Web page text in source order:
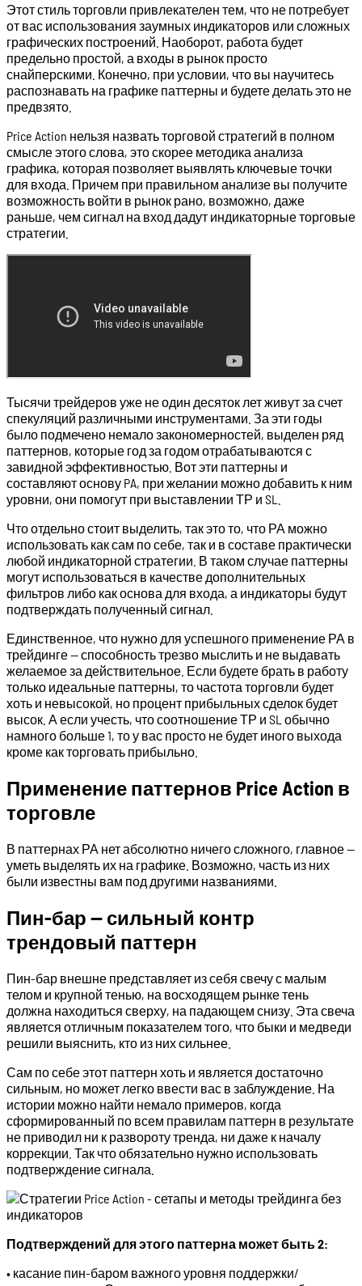
Этот стиль торговли привлекателен тем, что не потребует
от вас использования заумных индикаторов или сложных
графических построений. Наоборот, работа будет
предельно простой, а входы в рынок просто
снайперскими. Конечно, при условии, что вы научитесь
распознавать на графике паттерны и будете делать это не
предвзято.
Price Action нельзя назвать торговой стратегий в полном
смысле этого слова, это скорее методика анализа
графика, которая позволяет выявлять ключевые точки
для входа. Причем при правильном анализе вы получите
возможность войти в рынок рано, возможно, даже
раньше, чем сигнал на вход дадут индикаторные торговые
стратегии.
Тысячи трейдеров уже не один десяток лет живут за счет
спекуляций различными инструментами. За эти годы
было подмечено немало закономерностей, выделен ряд
паттернов, которые год за годом отрабатываются с
завидной эффективностью. Вот эти паттерны и
составляют основу PA, при желании можно добавить к ним
уровни, они помогут при выставлении ТР и SL.
Что отдельно стоит выделить, так это то, что РА можно
использовать как сам по себе, так и в составе практически
любой индикаторной стратегии. В таком случае паттерны
могут использоваться в качестве дополнительных
фильтров либо как основа для входа, а индикаторы будут
подтверждать полученный сигнал.
Единственное, что нужно для успешного применение РА в
трейдинге — способность трезво мыслить и не выдавать
желаемое за действительное. Если будете брать в работу
только идеальные паттерны, то частота торговли будет
хоть и невысокой, но процент прибыльных сделок будет
высок. А если учесть, что соотношение ТР и SL обычно
намного больше 1, то у вас просто не будет иного выхода
кроме как торговать прибыльно.
Применение паттернов Price Action в
торговле
В паттернах РА нет абсолютно ничего сложного, главное —
уметь выделять их на графике. Возможно, часть из них
были известны вам под другими названиями.
Пин-бар — сильный контр
трендовый паттерн
Пин-бар внешне представляет из себя свечу с малым
телом и крупной тенью, на восходящем рынке тень
должна находиться сверху, на падающем снизу. Эта свеча
является отличным показателем того, что быки и медведи
решили выяснить, кто из них сильнее.
Сам по себе этот паттерн хоть и является достаточно
сильным, но может легко ввести вас в заблуждение. На
истории можно найти немало примеров, когда
сформированный по всем правилам паттерн в результате
не приводил ни к развороту тренда, ни даже к началу
коррекции. Так что обязательно нужно использовать
подтверждение сигнала.
Подтверждений для этого паттерна может быть 2:
• касание пин-баром важного уровня поддержки/